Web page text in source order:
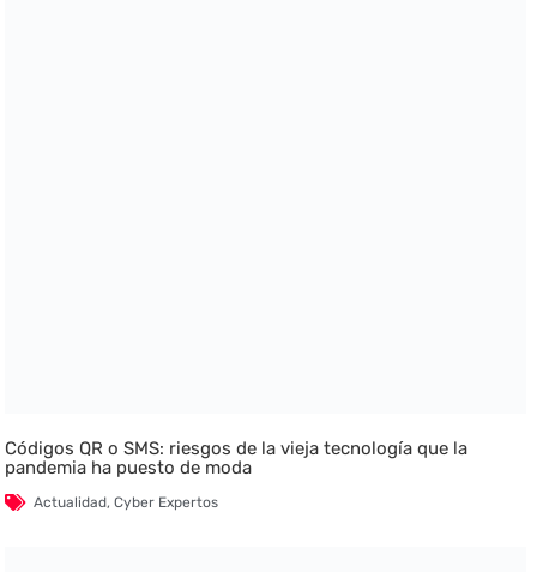
Códigos QR o SMS: riesgos de la vieja tecnología que la
pandemia ha puesto de moda
Actualidad,Cyber Expertos